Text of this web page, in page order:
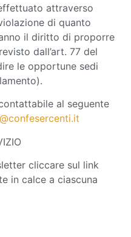
attraverso
di quanto
il diritto di proporre
dall’art. 77 del
le opportune sedi
al seguente
cliccare sul link
in calce a ciascuna